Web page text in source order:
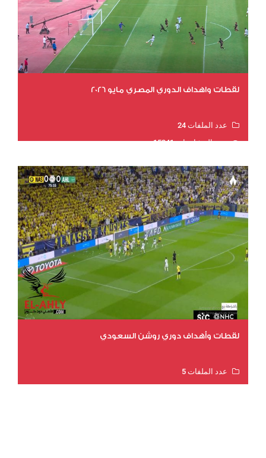
لقطات واهداف الدوري المصري مايو 2026
عدد الملفات 24
عدد المشاهدات 15341
لقطات وأهداف دوري روشن السعودي
عدد الملفات 5